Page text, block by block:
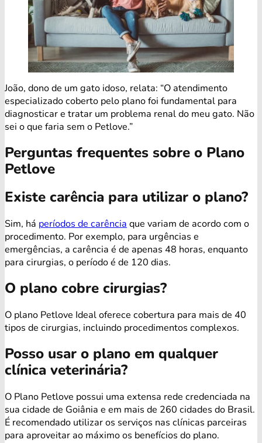
João, dono de um gato idoso, relata: “O atendimento
especializado coberto pelo plano foi fundamental para
diagnosticar e tratar um problema renal do meu gato. Não
sei o que faria sem o Petlove.”
Perguntas frequentes sobre o Plano
Petlove
Existe carência para utilizar o plano?
Sim, há períodos de carência que variam de acordo com o
procedimento. Por exemplo, para urgências e
emergências, a carência é de apenas 48 horas, enquanto
para cirurgias, o período é de 120 dias.
O plano cobre cirurgias?
O plano Petlove Ideal oferece cobertura para mais de 40
tipos de cirurgias, incluindo procedimentos complexos.
Posso usar o plano em qualquer
clínica veterinária?
O Plano Petlove possui uma extensa rede credenciada na
sua cidade de Goiânia e em mais de 260 cidades do Brasil.
É recomendado utilizar os serviços nas clínicas parceiras
para aproveitar ao máximo os benefícios do plano.